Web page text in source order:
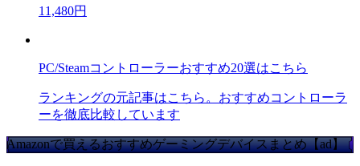
11,480円
PC/Steamコントローラーおすすめ20選はこちら
ランキングの元記事はこちら。おすすめコントローラ
ーを徹底比較しています
Amazonで買えるおすすめゲーミングデバイスまとめ【ad】